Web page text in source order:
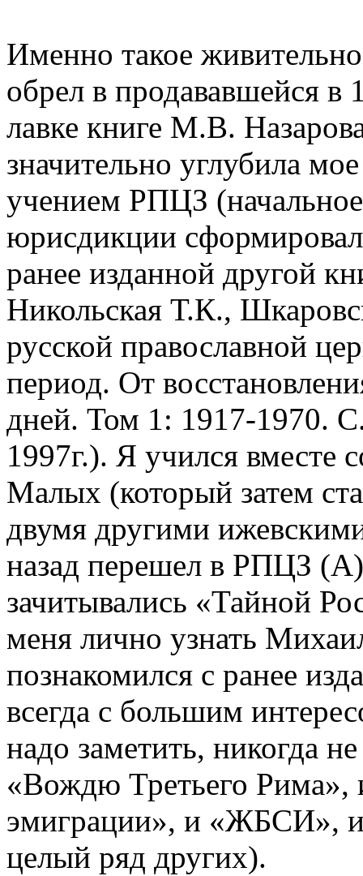
Именно такое
обрел в продававшейся в
лавке книге М.В.
значительно углубила
учением РПЦЗ
юрисдикции
ранее изданной другой
Никольская Т.К.,
русской православной
период. От
дней. Том 1: 1917-1970.
1997г.). Я учился вместе
Малых (который затем
двумя другими
назад перешел в РПЦЗ
зачитывались «Тайной
меня лично узнать
познакомился с ранее
всегда с большим
надо заметить, никогда
«Вождю Третьего Рима»,
эмиграции», и «ЖБСИ»,
целый ряд других).